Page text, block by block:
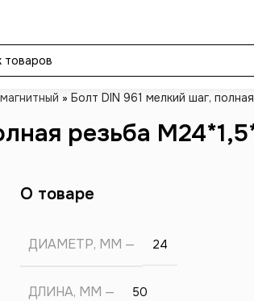
» Болт DIN 961 мелкий шаг,
резьба
О товаре
ДИАМЕТР, ММ 24
ДЛИНА, ММ 50